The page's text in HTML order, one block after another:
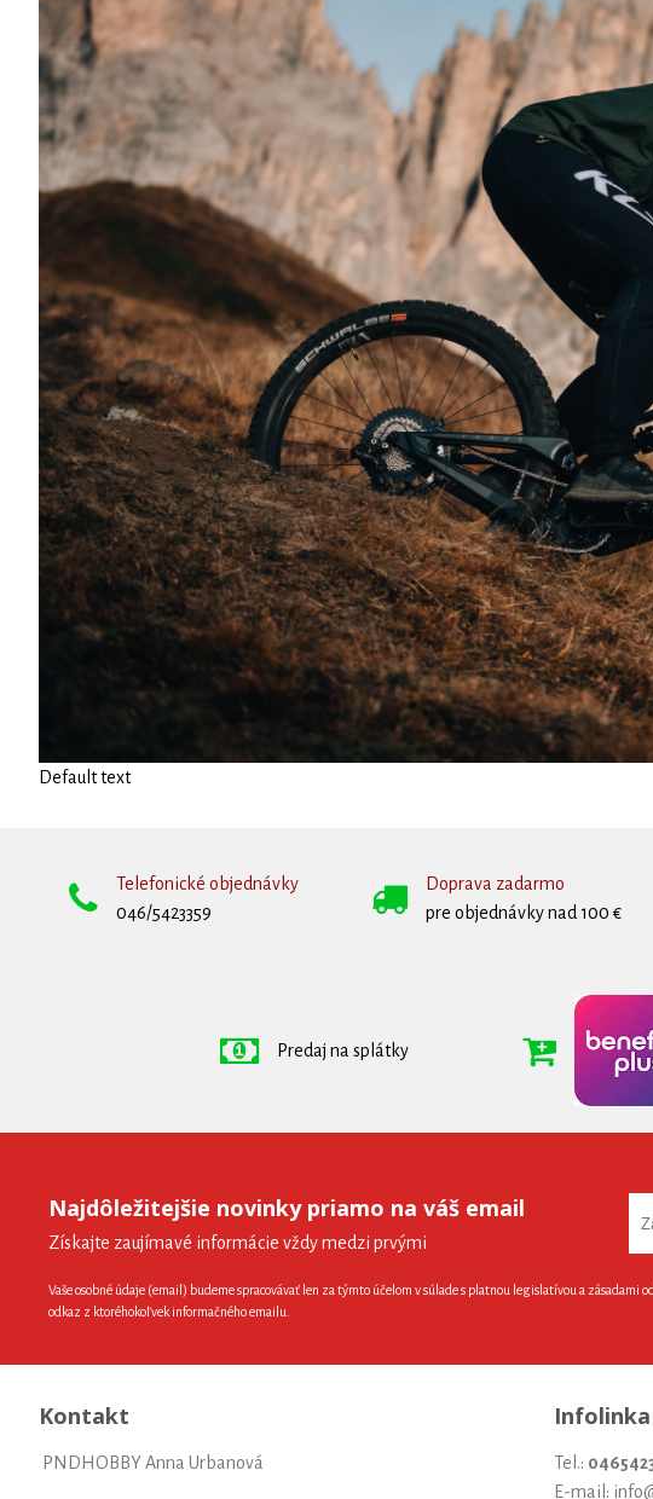
Default text
Telefonické objednávky
046/5423359
Doprava zadarmo
pre objednávky nad 100 €
Predaj na splátky
Najdôležitejšie novinky priamo na váš email
Získajte zaujímavé informácie vždy medzi prvými
Vaše osobné údaje (email) budeme spracovávať len za týmto účelom v súlade s platnou legislatívou a
odkaz z ktoréhokoľvek informačného emailu.
Kontakt
PNDHOBBY Anna Urbanová
Infolinka
Tel.:
E-mail: